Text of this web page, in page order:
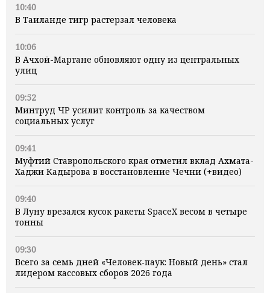
10:40
В Таиланде тигр растерзал человека
10:06
В Ачхой-Мартане обновляют одну из центральных
улиц
09:52
Минтруд ЧР усилит контроль за качеством
социальных услуг
09:41
Муфтий Ставропольского края отметил вклад Ахмата-
Хаджи Кадырова в восстановление Чечни (+видео)
09:40
В Луну врезался кусок ракеты SpaceX весом в четыре
тонны
09:30
Всего за семь дней «Человек‑паук: Новый день» стал
лидером кассовых сборов 2026 года